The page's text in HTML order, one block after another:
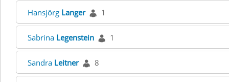
Hansjörg Langer 1
Sabrina Legenstein 1
Sandra Leitner 8